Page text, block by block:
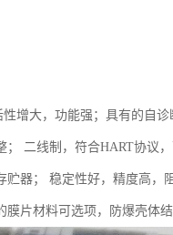
增大，功能强；具有的自
二线制，符合HART协议
贮器； 稳定性好，精度高
片材料可选项，防爆壳体结